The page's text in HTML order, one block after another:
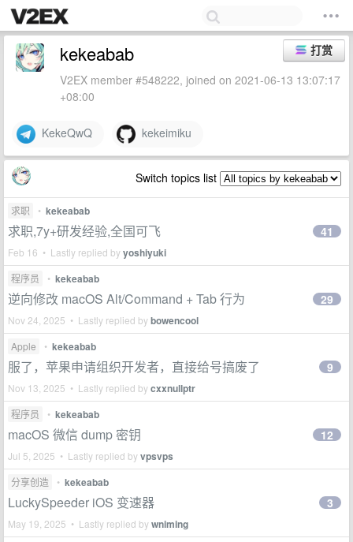
打赏
kekeabab
V2EX member #548222, joined on 2021-06-13 13:07:17
+08:00
KekeQwQ kekeimiku
Switch topics list
求职 • kekeabab
求职,7y+研发经验,全国可飞
Feb 16 • Lastly replied byyoshiyuki
41
程序员 • kekeabab
逆向修改 macOS Alt/Command + Tab 行为
Nov 24, 2025 • Lastly replied bybowencool
29
Apple • kekeabab
服了，苹果申请组织开发者，直接给号搞废了
Nov 13, 2025 • Lastly replied bycxxnullptr
9
程序员 • kekeabab
macOS 微信 dump 密钥
Jul 5, 2025 • Lastly replied byvpsvps
12
分享创造 • kekeabab
LuckySpeeder iOS 变速器
May 19, 2025 • Lastly replied bywniming
3